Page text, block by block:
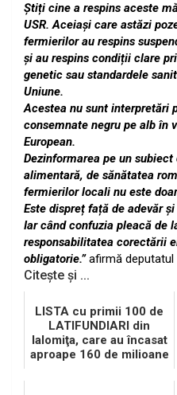
Știți cine a respins aceste
USR. Aceiași care astăzi
fermierilor au respins
și au respins condiții clare
genetic sau standardele
Uniune.
Acestea nu sunt interpretări
consemnate negru pe alb în
European.
Dezinformarea pe un
alimentară, de sănătatea
fermierilor locali nu este
Este dispreț față de adevăr
Iar când confuzia pleacă de
responsabilitatea corectării
obligatorie.”afirmă deputatul
Citește și ...
LISTA cu primii 100 de
LATIFUNDIARI din
Ialomiţa, care au încasat
aproape 160 de milioane